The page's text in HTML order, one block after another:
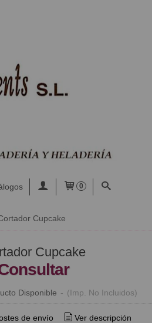
0
Cupcake
Cupcake
Disponible - (Imp. No Incluidos)
de envío Ver descripción